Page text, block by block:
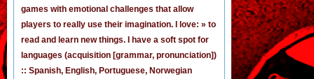
games with emotional challenges that allow
players to really use their imagination. I love: » to
read and learn new things. I have a soft spot for
languages (acquisition [grammar,pronunciation])
:: Spanish, English, Portuguese, Norwegian